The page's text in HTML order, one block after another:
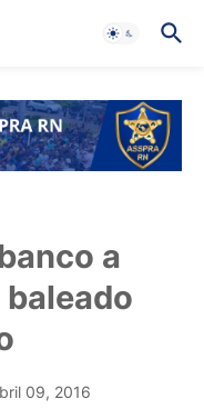
a
baleado
09, 2016